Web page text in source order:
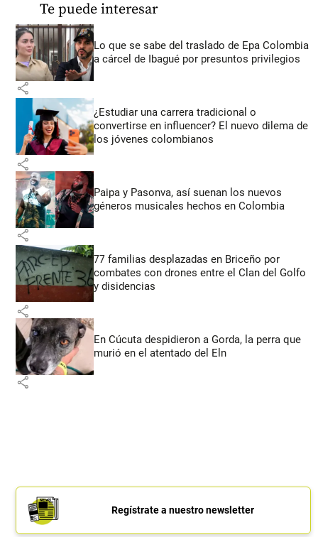
Te puede interesar
Lo que se sabe del traslado de Epa Colombia
a cárcel de Ibagué por presuntos privilegios
share
¿Estudiar una carrera tradicional o
convertirse en influencer? El nuevo dilema de
los jóvenes colombianos
share
Paipa y Pasonva, así suenan los nuevos
géneros musicales hechos en Colombia
share
77 familias desplazadas en Briceño por
combates con drones entre el Clan del Golfo
y disidencias
share
En Cúcuta despidieron a Gorda, la perra que
murió en el atentado del Eln
share
Regístrate a nuestro newsletter